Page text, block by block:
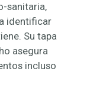
sanitaria,
identificar
Su tapa
asegura
incluso